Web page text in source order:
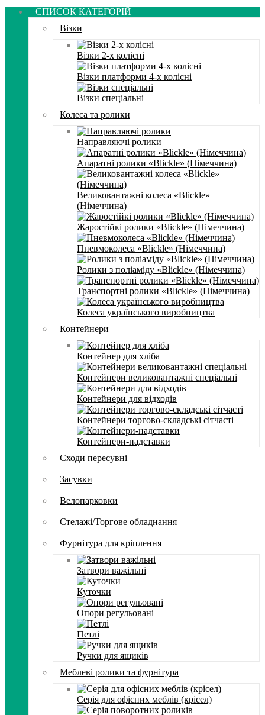
СПИСОК КАТЕГОРІЙ
Візки
Візки 2-х колісні
Візки платформи 4-х колісні
Візки спеціальні
Колеса та ролики
Направляючі ролики
Апаратні ролики «Blickle» (Німеччина)
Великовантажні колеса «Blickle»
(Німеччина)
Жаростійкі ролики «Blickle» (Німеччина)
Пневмоколеса «Blickle» (Німеччина)
Ролики з поліаміду «Blickle» (Німеччина)
Транспортні ролики «Blickle» (Німеччина)
Колеса українського виробництва
Контейнери
Контейнер для хліба
Контейнери великовантажні спеціальні
Контейнери для відходів
Контейнери торгово-складські сітчасті
Контейнери-надставки
Сходи пересувні
Засувки
Велопарковки
Стелажі/Торгове обладнання
Фурнітура для кріплення
Затвори важільні
Куточки
Опори регульовані
Петлі
Ручки для ящиків
Меблеві ролики та фурнітура
Серія для офісних меблів (крісел)